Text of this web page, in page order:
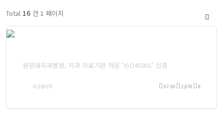
Total 16 건 1 페이지
원광대치과병원, 치과 의료기관 처음 ‘ISO45001’ 인증
최고관리자 07-30 2,879 0